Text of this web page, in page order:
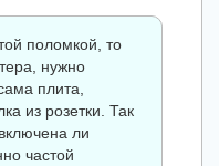
поломкой, то
нужно
плита,
из розетки. Так
ли
частой